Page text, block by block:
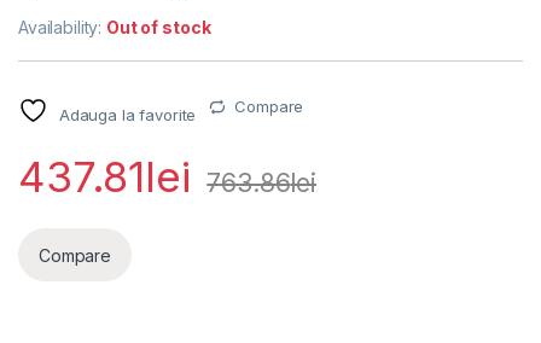
Availability: Out of stock
Adauga la favorite Compare
437.81lei 763.86lei
Compare